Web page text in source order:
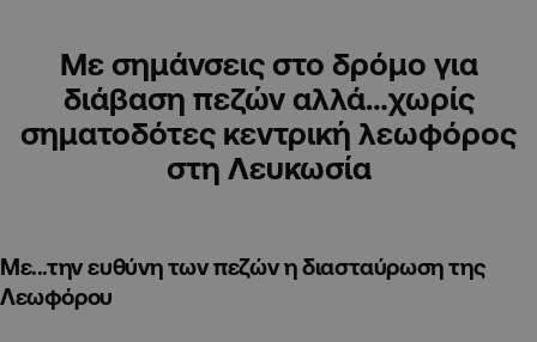
Με σημάνσεις στο δρόμο για
διάβαση πεζών αλλά…χωρίς
σηματοδότες κεντρική λεωφόρος
στη Λευκωσία
Με...την ευθύνη των πεζών η διασταύρωση της
Λεωφόρου